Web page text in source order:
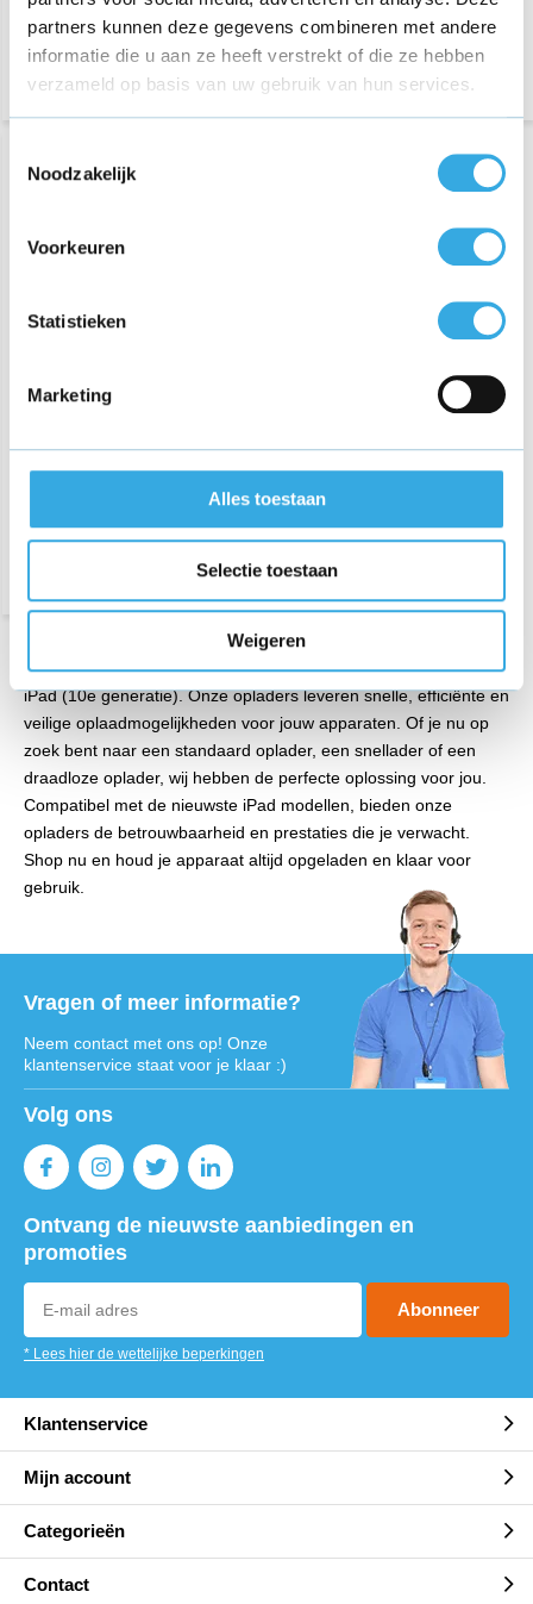
partners kunnen deze gegevens combineren met andere
informatie die u aan ze heeft verstrekt of die ze hebben
verzameld op basis van uw gebruik van hun services.
Noodzakelijk
Voorkeuren
Statistieken
Marketing
Alles toestaan
Selectie toestaan
Weigeren
Adapter 100W (USB A +
USB C + USB C)
Ontdek onze uitgebreide collectie Apple iPad opladers voor de
iPad (10e generatie). Onze opladers leveren snelle, efficiënte en
veilige oplaadmogelijkheden voor jouw apparaten. Of je nu op
zoek bent naar een standaard oplader, een snellader of een
draadloze oplader, wij hebben de perfecte oplossing voor jou.
Compatibel met de nieuwste iPad modellen, bieden onze
opladers de betrouwbaarheid en prestaties die je verwacht.
Shop nu en houd je apparaat altijd opgeladen en klaar voor
gebruik.
Vragen of meer informatie?
Neem contact met ons op! Onze
klantenservice staat voor je klaar :)
Volg ons
Ontvang de nieuwste aanbiedingen en
promoties
Abonneer
* Lees hier de wettelijke beperkingen
Klantenservice
Mijn account
Categorieën
Contact